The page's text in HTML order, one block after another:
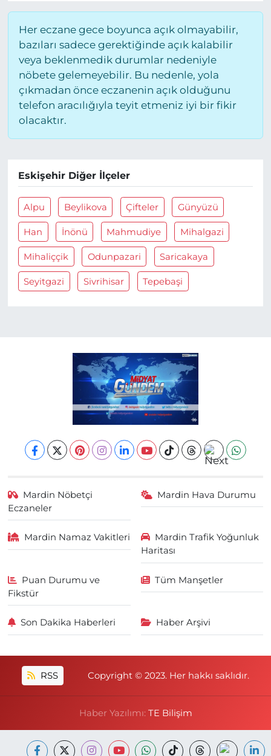
Her eczane gece boyunca açık olmayabilir,
bazıları sadece gerektiğinde açık kalabilir
veya beklenmedik durumlar nedeniyle
nöbete gelemeyebilir. Bu nedenle, yola
çıkmadan önce eczanenin açık olduğunu
telefon aracılığıyla teyit etmeniz iyi bir fikir
olacaktır.
Eskişehir Diğer İlçeler
Alpu Beylikova Çifteler Günyüzü
Han İnönü Mahmudiye Mihalgazi
Mihaliççik Odunpazari Saricakaya
Seyitgazi Sivrihisar Tepebaşi
Mardin Nöbetçi
Eczaneler
Mardin Hava Durumu
Mardin Namaz Vakitleri
Mardin Trafik Yoğunluk
Haritası
Puan Durumu ve
Fikstür
Tüm Manşetler
Son Dakika Haberleri Haber Arşivi
RSS Copyright © 2023. Her hakkı saklıdır.
Haber Yazılımı: TE Bilişim